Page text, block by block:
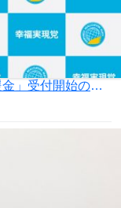
「令和8年熊本地震 災害被災者支援義援金」受付開始のお知らせ